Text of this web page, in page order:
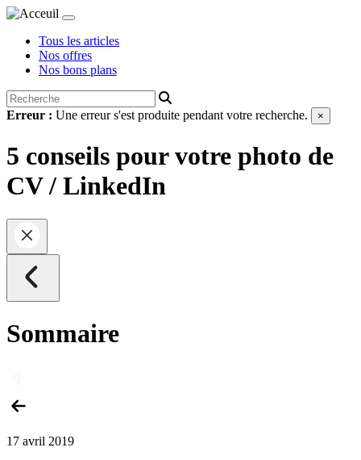
Tous les articles
Nos offres
Nos bons plans
Erreur : Une erreur s'est produite pendant votre recherche. ×
5 conseils pour votre photo de
CV / LinkedIn
Sommaire
17 avril 2019